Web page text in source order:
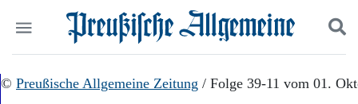
Politik
Suchen und finden
© Preußische Allgemeine Zeitung / Folge 39-11 vom 01.